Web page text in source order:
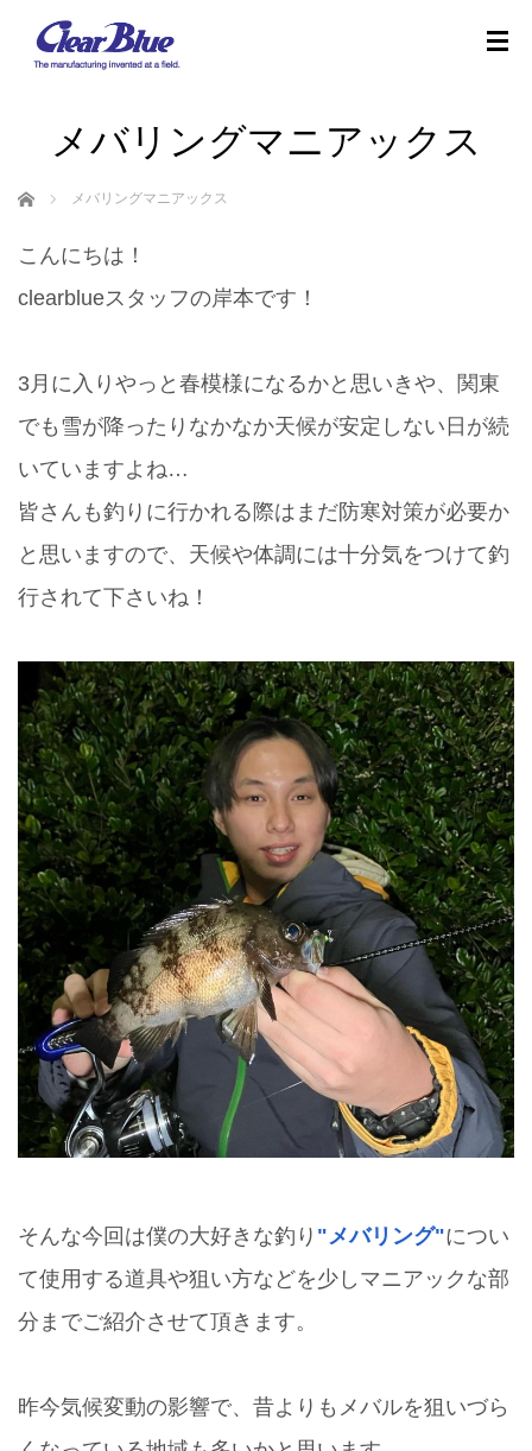
メバリングマニアックス
ホーム メバリングマニアックス
こんにちは！
clearblueスタッフの岸本です！
3月に入りやっと春模様になるかと思いきや、関東
でも雪が降ったりなかなか天候が安定しない日が続
いていますよね…
皆さんも釣りに行かれる際はまだ防寒対策が必要か
と思いますので、天候や体調には十分気をつけて釣
行されて下さいね！
そんな今回は僕の大好きな釣り "メバリング"につい
て使用する道具や狙い方などを少しマニアックな部
分までご紹介させて頂きます。
昨今気候変動の影響で、昔よりもメバルを狙いづら